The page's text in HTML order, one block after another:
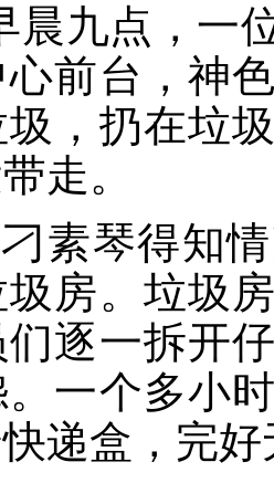
晨九点，一
心前台，神
， 扔在垃
走。
素琴得知
圾房。垃圾
逐一拆开
一个多小
递盒，完好